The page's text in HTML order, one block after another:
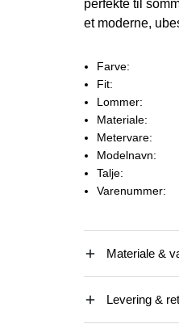
perfekte til
et moderne,
Farve:
Fit:
Lommer:
Materiale:
Metervare:
Modelnavn:
Talje:
Varenummer:
Materiale &
Levering &